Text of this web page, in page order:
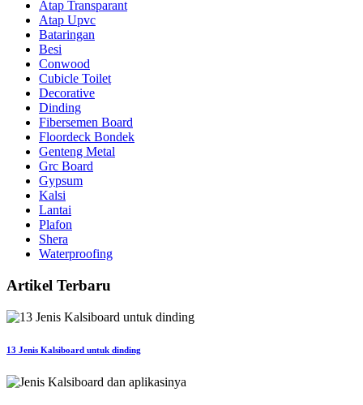
Atap Transparant
Atap Upvc
Bataringan
Besi
Conwood
Cubicle Toilet
Decorative
Dinding
Fibersemen Board
Floordeck Bondek
Genteng Metal
Grc Board
Gypsum
Kalsi
Lantai
Plafon
Shera
Waterproofing
Artikel Terbaru
13 Jenis Kalsiboard untuk dinding